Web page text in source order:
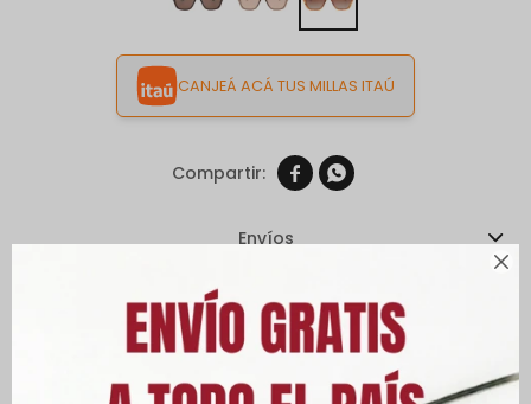

CANJEÁ ACÁ TUS MILLAS ITAÚ
 
Envíos
Cambios y Devoluciones
Medios de pago
Características